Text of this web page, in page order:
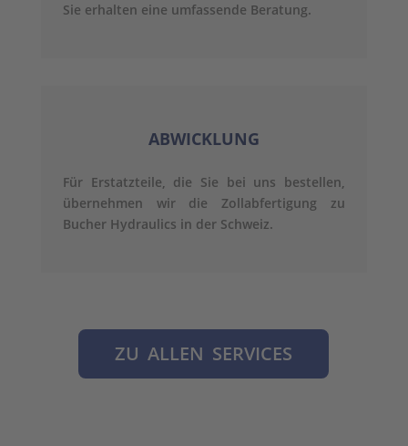
Sie erhalten eine umfassende Beratung.
ABWICKLUNG
Für Erstatzteile, die Sie bei uns bestellen,
übernehmen wir die Zollabfertigung zu
Bucher Hydraulics in der Schweiz.
ZU ALLEN SERVICES